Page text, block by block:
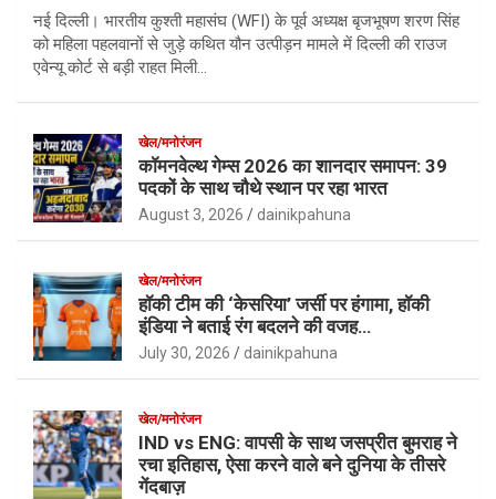
नई दिल्ली। भारतीय कुश्ती महासंघ (WFI) के पूर्व अध्यक्ष बृजभूषण शरण सिंह
को महिला पहलवानों से जुड़े कथित यौन उत्पीड़न मामले में दिल्ली की राउज
एवेन्यू कोर्ट से बड़ी राहत मिली…
खेल/मनोरंजन
कॉमनवेल्थ गेम्स 2026 का शानदार समापन: 39
पदकों के साथ चौथे स्थान पर रहा भारत
August 3, 2026 dainikpahuna
खेल/मनोरंजन
हॉकी टीम की ‘केसरिया’ जर्सी पर हंगामा, हॉकी
इंडिया ने बताई रंग बदलने की वजह…
July 30, 2026 dainikpahuna
खेल/मनोरंजन
IND vs ENG: वापसी के साथ जसप्रीत बुमराह ने
रचा इतिहास, ऐसा करने वाले बने दुनिया के तीसरे
गेंदबाज़